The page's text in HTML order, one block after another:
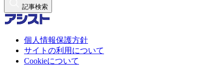
記事検索
個人情報保護方針
サイトの利用について
Cookieについて